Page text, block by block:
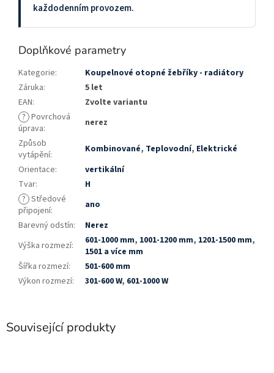
Související produkty
každodenním provozem.
Doplňkové parametry
Kategorie:
Koupelnové otopné žebříky - radiátory
Záruka:
5 let
EAN:
Zvolte variantu
? Povrchová
úprava:
nerez
Způsob
vytápění: Kombinované, Teplovodní, Elektrické
Orientace:
vertikální
Tvar:
H
? Středové
připojení:
ano
Barevný odstín:
Nerez
Výška rozmezí: 601-1000 mm, 1001-1200 mm, 1201-1500 mm,
1501 a více mm
Šířka rozmezí:
501-600 mm
Výkon rozmezí: 301-600 W, 601-1000 W